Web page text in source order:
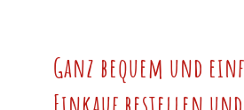
Ganz bequem und